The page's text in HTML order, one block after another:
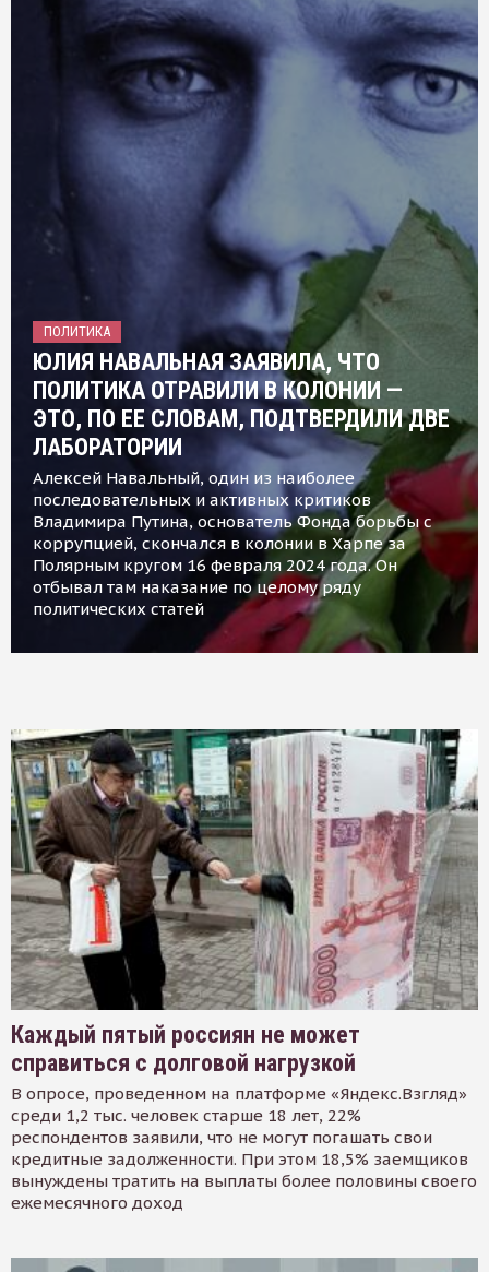
ПОЛИТИКА
ЮЛИЯ НАВАЛЬНАЯ ЗАЯВИЛА, ЧТО
ПОЛИТИКА ОТРАВИЛИ В КОЛОНИИ —
ЭТО, ПО ЕЕ СЛОВАМ, ПОДТВЕРДИЛИ ДВЕ
ЛАБОРАТОРИИ
Алексей Навальный, один из наиболее
последовательных и активных критиков
Владимира Путина, основатель Фонда борьбы с
коррупцией, скончался в колонии в Харпе за
Полярным кругом 16 февраля 2024 года. Он
отбывал там наказание по целому ряду
политических статей
Каждый пятый россиян не может
справиться с долговой нагрузкой
В опросе, проведенном на платформе «Яндекс.Взгляд»
среди 1,2 тыс. человек старше 18 лет, 22%
респондентов заявили, что не могут погашать свои
кредитные задолженности. При этом 18,5% заемщиков
вынуждены тратить на выплаты более половины своего
ежемесячного доход